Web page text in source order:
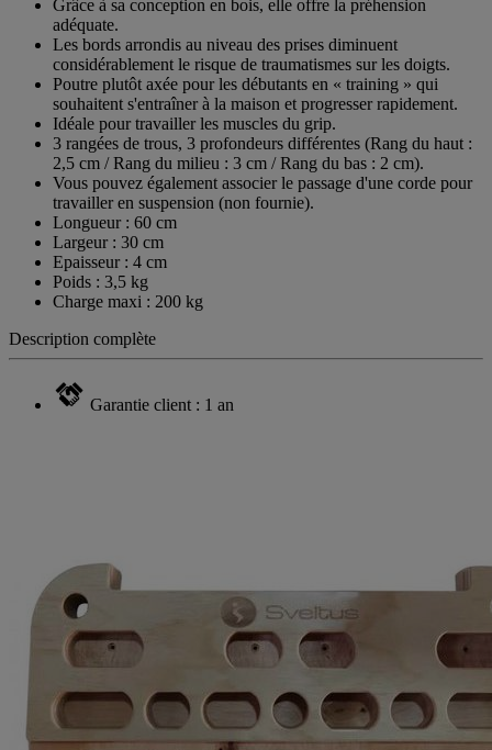
Grâce à sa conception en bois, elle offre la préhension
adéquate.
Les bords arrondis au niveau des prises diminuent
considérablement le risque de traumatismes sur les doigts.
Poutre plutôt axée pour les débutants en « training » qui
souhaitent s'entraîner à la maison et progresser rapidement.
Idéale pour travailler les muscles du grip.
3 rangées de trous, 3 profondeurs différentes (Rang du haut :
2,5 cm / Rang du milieu : 3 cm / Rang du bas : 2 cm).
Vous pouvez également associer le passage d'une corde pour
travailler en suspension (non fournie).
Longueur : 60 cm
Largeur : 30 cm
Epaisseur : 4 cm
Poids : 3,5 kg
Charge maxi : 200 kg
Description complète
Garantie client : 1 an